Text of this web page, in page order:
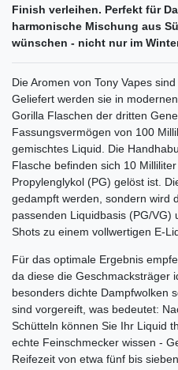
Finish verleihen. Perfekt für
harmonische Mischung aus
wünschen - nicht nur im
Die Aromen von Tony Vapes
Geliefert werden sie in
Gorilla Flaschen der dritten
Fassungsvermögen von 100
gemischtes Liquid. Die
Flasche befinden sich 10
Propylenglykol (PG) gelöst ist.
gedampft werden, sondern wird
passenden Liquidbasis (PG/VG)
Shots zu einem vollwertigen E-
Für das optimale Ergebnis
da diese die Geschmacksträger
besonders dichte Dampfwolken
sind vorgereift, was bedeutet:
Schütteln können Sie Ihr Liquid
echte Feinschmecker wissen -
Reifezeit von etwa fünf bis